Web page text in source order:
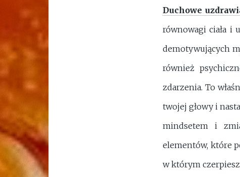
Duchowe
równowagi ciała i
demotywujących
również
zdarzenia. To
twojej głowy i
mindsetem i
elementów, które
w którym